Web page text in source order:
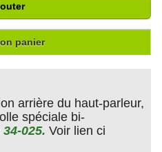
panier
arrière du haut-parleur,
spéciale bi-
34-025. Voir lien ci